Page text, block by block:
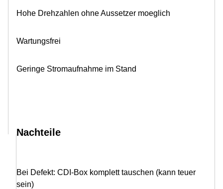
Hohe Drehzahlen ohne Aussetzer moeglich
Wartungsfrei
Geringe Stromaufnahme im Stand
Nachteile
Bei Defekt: CDI-Box komplett tauschen (kann teuer
sein)